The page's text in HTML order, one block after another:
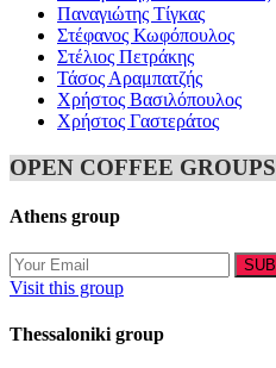
Παναγιώτης Τίγκας
Στέφανος Κωφόπουλος
Στέλιος Πετράκης
Τάσος Αραμπατζής
Χρήστος Βασιλόπουλος
Χρήστος Γαστεράτος
OPEN COFFEE GROUPS
Athens group
Visit this group
Thessaloniki group